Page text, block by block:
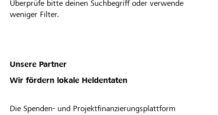
Überprüfe bitte deinen Suchbegriff oder verwende
weniger Filter.
Unsere Partner
Wir fördern lokale Heldentaten
Die Spenden- und Projektfinanzierungsplattform